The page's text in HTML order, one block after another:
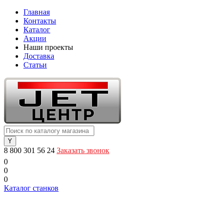
Главная
Контакты
Каталог
Акции
Наши проекты
Доставка
Статьи
8 800 301 56 24 Заказать звонок
0
0
0
Каталог станков